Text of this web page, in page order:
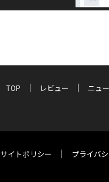
TOP レビュー ニュ
サイトポリシー プライバ